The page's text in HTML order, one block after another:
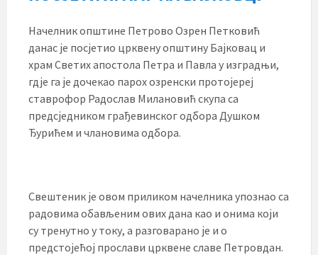
Начелник општине Петрово Озрен Петковић
данас је посјетио црквену општину Бајковац и
храм Светих апостола Петра и Павла у изградњи,
гдје га је дочекао парох озренски протојереј
ставрофор Радослав Милановић скупа са
предсједником грађевинског одбора Душком
Ђурићем и члановима одбора.
Свештеник је овом приликом начелника упознао са
радовима обављеним ових дана као и онима који
су тренутно у току, а разговарано је и о
предстојећој прослави црквене славе Петровдан.